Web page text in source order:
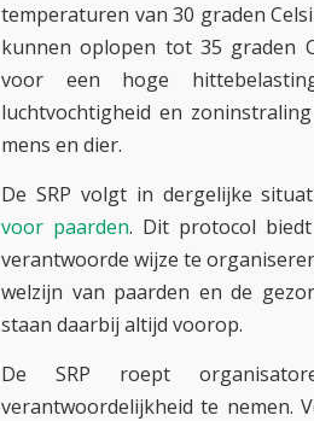
temperaturen van 30 graden
kunnen oplopen tot 35 graden
voor een hoge
luchtvochtigheid en
mens en dier.
De SRP volgt in dergelijke
voor paarden. Dit protocol
verantwoorde wijze te
welzijn van paarden en de
staan daarbij altijd voorop.
De SRP roept
verantwoordelijkheid te nemen.